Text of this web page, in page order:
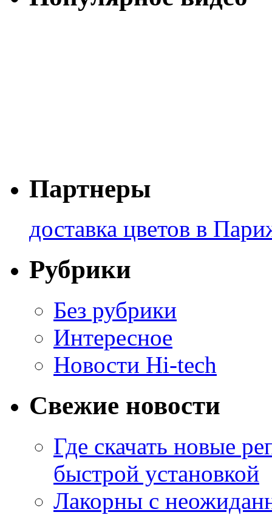
Партнеры
доставка цветов в
Рубрики
Без рубрики
Интересное
Новости Hi-tech
Свежие новости
Где скачать новые
быстрой установкой
Лакорны с